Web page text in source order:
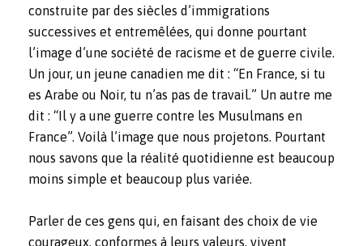
construite par des siècles d’immigrations
successives et entremêlées, qui donne pourtant
l’image d’une société de racisme et de guerre civile.
Un jour, un jeune canadien me dit : “En France, si tu
es Arabe ou Noir, tu n’as pas de travail.” Un autre me
dit : “Il y a une guerre contre les Musulmans en
France”. Voilà l’image que nous projetons. Pourtant
nous savons que la réalité quotidienne est beaucoup
moins simple et beaucoup plus variée.
Parler de ces gens qui, en faisant des choix de vie
courageux, conformes à leurs valeurs, vivent